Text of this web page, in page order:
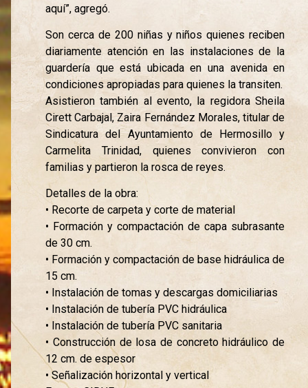
aquí”, agregó.
Son cerca de 200 niñas y niños quienes reciben
diariamente atención en las instalaciones de la
guardería que está ubicada en una avenida en
condiciones apropiadas para quienes la transiten.
Asistieron también al evento, la regidora Sheila
Cirett Carbajal, Zaira Fernández Morales, titular de
Sindicatura del Ayuntamiento de Hermosillo y
Carmelita Trinidad, quienes convivieron con
familias y partieron la rosca de reyes.
Detalles de la obra:
• Recorte de carpeta y corte de material
• Formación y compactación de capa subrasante
de 30 cm.
• Formación y compactación de base hidráulica de
15 cm.
• Instalación de tomas y descargas domiciliarias
• Instalación de tubería PVC hidráulica
• Instalación de tubería PVC sanitaria
• Construcción de losa de concreto hidráulico de
12 cm. de espesor
• Señalización horizontal y vertical